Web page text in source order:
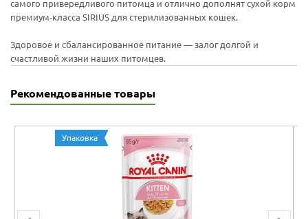
самого привередливого питомца и отлично дополнят сухой корм
премиум-класса SIRIUS для стерилизованных кошек.
Здоровое и сбалансированное питание — залог долгой и
счастливой жизни наших питомцев.
Рекомендованные товары
Упаковка